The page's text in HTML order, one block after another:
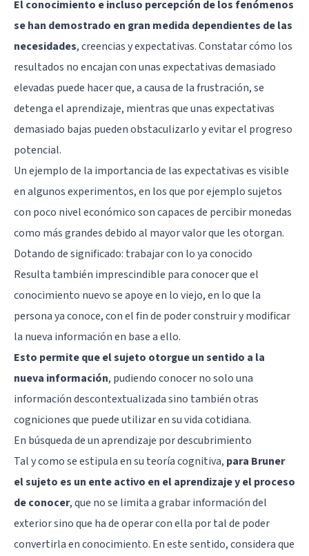
El conocimiento e incluso percepción de los fenómenos
se han demostrado en gran medida dependientes de las
necesidades, creencias y expectativas. Constatar cómo los
resultados no encajan con unas expectativas demasiado
elevadas puede hacer que, a causa de la frustración, se
detenga el aprendizaje, mientras que unas expectativas
demasiado bajas pueden obstaculizarlo y evitar el progreso
potencial.
Un ejemplo de la importancia de las expectativas es visible
en algunos experimentos, en los que por ejemplo sujetos
con poco nivel económico son capaces de percibir monedas
como más grandes debido al mayor valor que les otorgan.
Dotando de significado: trabajar con lo ya conocido
Resulta también imprescindible para conocer que el
conocimiento nuevo se apoye en lo viejo, en lo que la
persona ya conoce, con el fin de poder construir y modificar
la nueva información en base a ello.
Esto permite que el sujeto otorgue un sentido a la
nueva información, pudiendo conocer no solo una
información descontextualizada sino también otras
cogniciones que puede utilizar en su vida cotidiana.
En búsqueda de un aprendizaje por descubrimiento
Tal y como se estipula en su teoría cognitiva, para Bruner
el sujeto es un ente activo en el aprendizaje y el proceso
de conocer, que no se limita a grabar información del
exterior sino que ha de operar con ella por tal de poder
convertirla en conocimiento. En este sentido, considera que